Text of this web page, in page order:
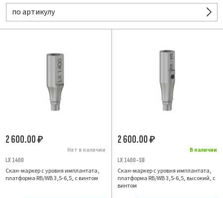
по артикулу
Нет в наличии
2 600.00₽
LX 1400
Скан-маркер с уровня имплантата,
платформа RB/WB 3,5-6,5, с винтом
В наличии
2 600.00₽
LX 1400-SB
Скан-маркер с уровня имплантата,
платформа RB/WB 3,5-6,5, высокий, с
винтом